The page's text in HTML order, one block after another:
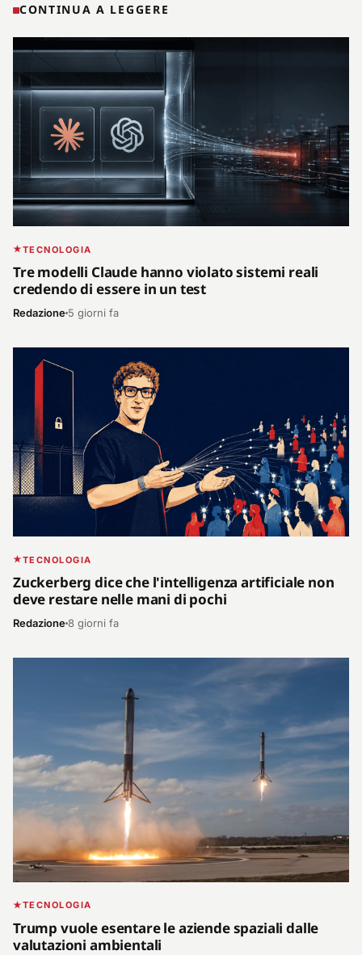
CONTINUA A LEGGERE
TECNOLOGIA
Tre modelli Claude hanno violato sistemi reali
credendo di essere in un test
Redazione 5 giorni fa
TECNOLOGIA
Zuckerberg dice che l'intelligenza artificiale non
deve restare nelle mani di pochi
Redazione8 giorni fa
TECNOLOGIA
Trump vuole esentare le aziende spaziali dalle
valutazioni ambientali